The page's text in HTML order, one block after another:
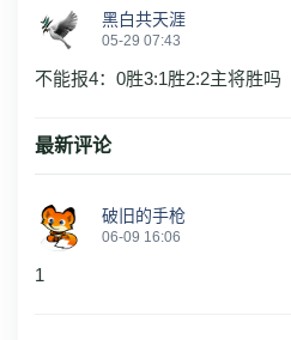
黑白共天涯
05-29 07:43
不能报4：0胜3:1胜2:2主将胜吗
最新评论
破旧的手枪
06-09 16:06
1